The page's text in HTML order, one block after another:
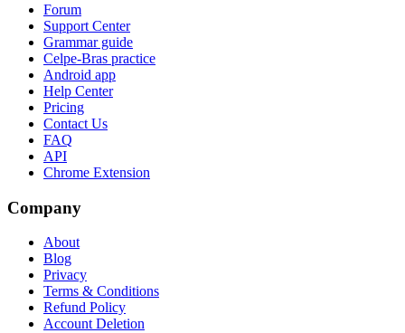
Forum
Support Center
Grammar guide
Celpe-Bras practice
Android app
Help Center
Pricing
Contact Us
FAQ
API
Chrome Extension
Company
About
Blog
Privacy
Terms & Conditions
Refund Policy
Account Deletion